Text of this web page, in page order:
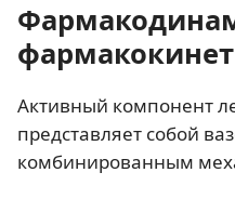
Активный компонент
представляет собой
комбинированным